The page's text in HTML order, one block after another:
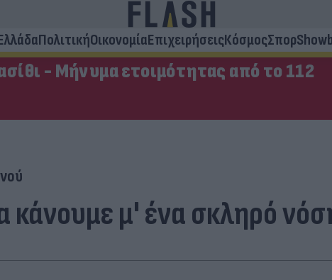
ΠολιτικήΟικονομίαΕπιχειρήσειςΚόσμοςΣπορ
- Μήνυμα ετοιμότητας από το 112
κάνουμε μ' ένα σκληρό